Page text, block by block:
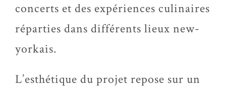
concerts et des expériences culinaires
réparties dans différents lieux new-
yorkais.
L’esthétique du projet repose sur un